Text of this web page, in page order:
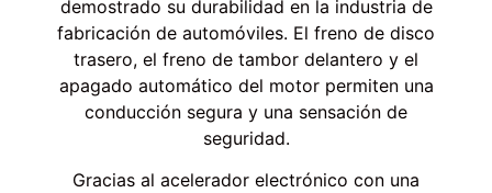
demostrado su durabilidad en la industria de
fabricación de automóviles. El freno de disco
trasero, el freno de tambor delantero y el
apagado automático del motor permiten una
conducción segura y una sensación de
seguridad.
Gracias al acelerador electrónico con una